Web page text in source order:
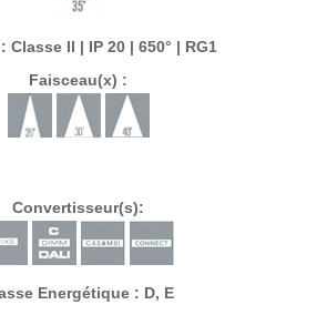
Classe II | IP 20 | 650° | RG1
Faisceau(x) :
Convertisseur(s):
Energétique : D, E